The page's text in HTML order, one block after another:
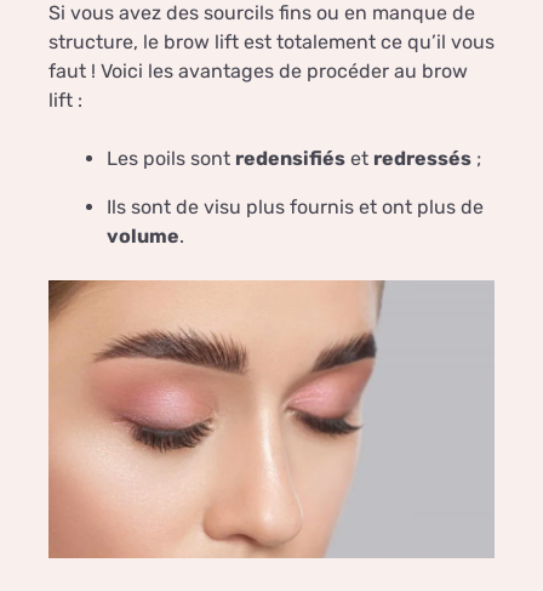
Si vous avez des sourcils fins ou en manque de
structure, le brow lift est totalement ce qu’il vous
faut ! Voici les avantages de procéder au brow
lift :
Les poils sont redensifiés et redressés ;
Ils sont de visu plus fournis et ont plus de
volume.